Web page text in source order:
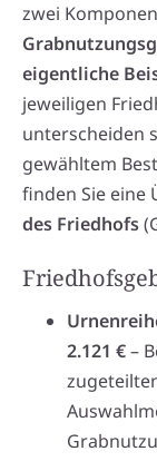
zwei
eigentliche
jeweiligen
unterscheiden
gewähltem
finden Sie eine
des Friedhofs
2.121 €–